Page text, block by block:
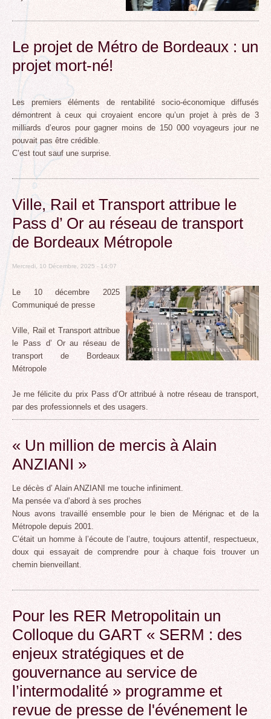
Le projet de Métro de Bordeaux : un
projet mort-né!
Les premiers éléments de rentabilité socio-économique diffusés
démontrent à ceux qui croyaient encore qu’un projet à près de 3
milliards d’euros pour gagner moins de 150 000 voyageurs jour ne
pouvait pas être crédible.
C’est tout sauf une surprise.
Ville, Rail et Transport attribue le
Pass d’ Or au réseau de transport
de Bordeaux Métropole
Mercredi, 10 Décembre, 2025 - 14:07
Le 10 décembre 2025
Communiqué de presse
Ville, Rail et Transport attribue
le Pass d’ Or au réseau de
transport de Bordeaux
Métropole
Je me félicite du prix Pass d’Or attribué à notre réseau de transport,
par des professionnels et des usagers.
« Un million de mercis à Alain
ANZIANI »
Le décès d’ Alain ANZIANI me touche infiniment.
Ma pensée va d’abord à ses proches
Nous avons travaillé ensemble pour le bien de Mérignac et de la
Métropole depuis 2001.
C’était un homme à l’écoute de l’autre, toujours attentif, respectueux,
doux qui essayait de comprendre pour à chaque fois trouver un
chemin bienveillant.
Pour les RER Metropolitain un
Colloque du GART « SERM : des
enjeux stratégiques et de
gouvernance au service de
l’intermodalité » programme et
revue de presse de l'événement le